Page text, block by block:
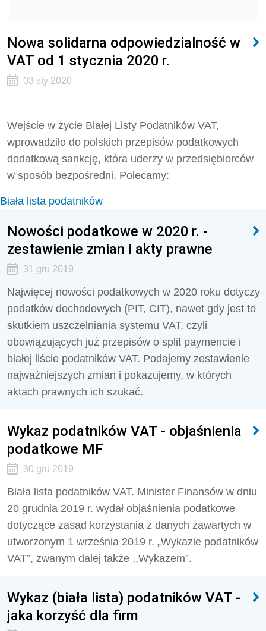
Nowa solidarna odpowiedzialność w
VAT od 1 stycznia 2020 r.
03 sty 2020
Wejście w życie Białej Listy Podatników VAT,
wprowadziło do polskich przepisów podatkowych
dodatkową sankcję, która uderzy w przedsiębiorców
w sposób bezpośredni. Polecamy:
Biała lista podatników
Nowości podatkowe w 2020 r. -
zestawienie zmian i akty prawne
31 gru 2019
Najwięcej nowości podatkowych w 2020 roku dotyczy
podatków dochodowych (PIT, CIT), nawet gdy jest to
skutkiem uszczelniania systemu VAT, czyli
obowiązujących już przepisów o split paymencie i
białej liście podatników VAT. Podajemy zestawienie
najważniejszych zmian i pokazujemy, w których
aktach prawnych ich szukać.
Wykaz podatników VAT - objaśnienia
podatkowe MF
30 gru 2019
Biała lista podatników VAT. Minister Finansów w dniu
20 grudnia 2019 r. wydał objaśnienia podatkowe
dotyczące zasad korzystania z danych zawartych w
utworzonym 1 września 2019 r. „Wykazie podatników
VAT”, zwanym dalej także ,,Wykazem”.
Wykaz (biała lista) podatników VAT -
jaka korzyść dla firm